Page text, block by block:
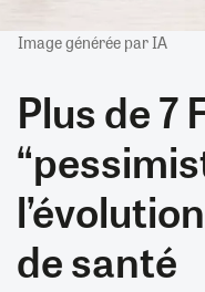
Image générée par IA
Plus de 7
de santé